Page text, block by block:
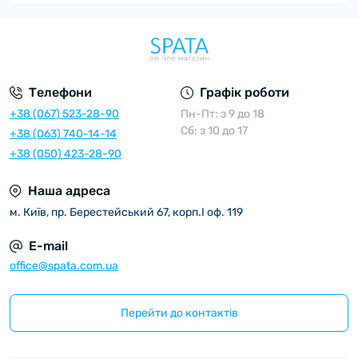
Телефони
+38 (067) 523-28-90
+38 (063) 740-14-14
+38 (050) 423-28-90
Графік роботи
Пн-Пт: з 9 до 18
Сб: з 10 до 17
Наша адреса
м. Київ, пр. Берестейський 67, корп.I оф. 119
E-mail
office@spata.com.ua
Перейти до контактів